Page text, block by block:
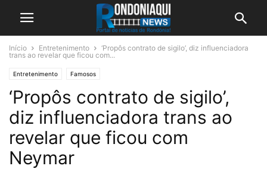
Início Entretenimento
‘Propôs contrato de sigilo’, diz influenciadora
trans ao revelar que ficou com...
Entretenimento Famosos
‘Propôs contrato de sigilo’,
diz influenciadora trans ao
revelar que ficou com
Neymar